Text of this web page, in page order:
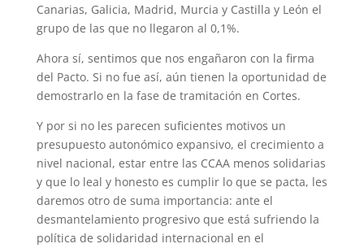
Canarias, Galicia, Madrid, Murcia y Castilla y León el
grupo de las que no llegaron al 0,1%.
Ahora sí, sentimos que nos engañaron con la firma
del Pacto. Si no fue así, aún tienen la oportunidad de
demostrarlo en la fase de tramitación en Cortes.
Y por si no les parecen suficientes motivos un
presupuesto autonómico expansivo, el crecimiento a
nivel nacional, estar entre las CCAA menos solidarias
y que lo leal y honesto es cumplir lo que se pacta, les
daremos otro de suma importancia: ante el
desmantelamiento progresivo que está sufriendo la
política de solidaridad internacional en el